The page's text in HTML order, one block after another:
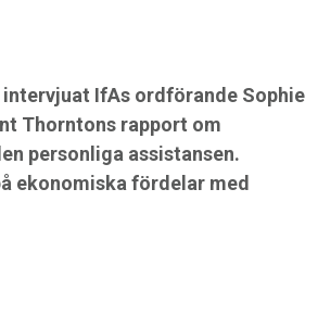
IfAs ordförande Sophie
Thorntons rapport om
personliga assistansen.
ekonomiska fördelar med